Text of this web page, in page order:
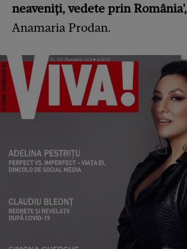
neaveniți, vedete prin România',
Anamaria Prodan.